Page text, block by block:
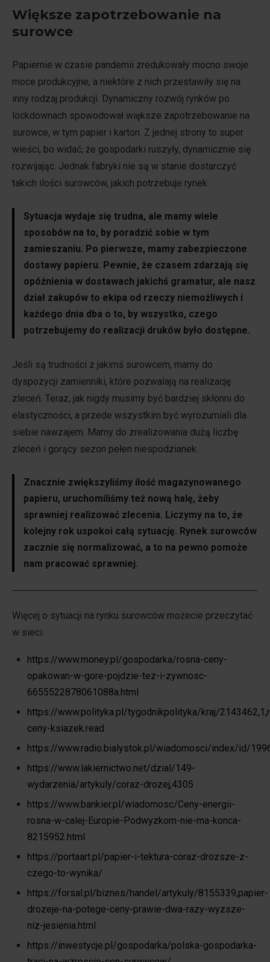
Większe zapotrzebowanie na
surowce
Papiernie w czasie pandemii zredukowały mocno swoje
moce produkcyjne, a niektóre z nich przestawiły się na
inny rodzaj produkcji. Dynamiczny rozwój rynków po
lockdownach spowodował większe zapotrzebowanie na
surowce, w tym papier i karton. Z jednej strony to super
wieści, bo widać, że gospodarki ruszyły, dynamicznie się
rozwijając. Jednak fabryki nie są w stanie dostarczyć
takich ilości surowców, jakich potrzebuje rynek.
Sytuacja wydaje się trudna, ale mamy wiele
sposobów na to, by poradzić sobie w tym
zamieszaniu. Po pierwsze, mamy zabezpieczone
dostawy papieru. Pewnie, że czasem zdarzają się
opóźnienia w dostawach jakichś gramatur, ale nasz
dział zakupów to ekipa od rzeczy niemożliwych i
każdego dnia dba o to, by wszystko, czego
potrzebujemy do realizacji druków było dostępne.
Jeśli są trudności z jakimś surowcem, mamy do
dyspozycji zamienniki, które pozwalają na realizację
zleceń. Teraz, jak nigdy musimy być bardziej skłonni do
elastyczności, a przede wszystkim być wyrozumiali dla
siebie nawzajem. Mamy do zrealizowania dużą liczbę
zleceń i gorący sezon pełen niespodzianek.
Znacznie zwiększyliśmy ilość magazynowanego
papieru, uruchomiliśmy też nową halę, żeby
sprawniej realizować zlecenia. Liczymy na to, że
kolejny rok uspokoi całą sytuację. Rynek surowców
zacznie się normalizować, a to na pewno pomoże
nam pracować sprawniej.
Więcej o sytuacji na rynku surowców możecie przeczytać
w sieci.
https://www.money.pl/gospodarka/rosna-ceny-
opakowan-w-gore-pojdzie-tez-i-zywnosc-
6655522878061088a.html
https://www.polityka.pl/tygodnikpolityka/kraj/
ceny-ksiazek.read
https://www.radio.bialystok.pl/wiadomosci/index/id/
https://www.lakiernictwo.net/dzial/149-
wydarzenia/artykuly/coraz-drozej,4305
https://www.bankier.pl/wiadomosc/Ceny-energii-
rosna-w-calej-Europie-Podwyzkom-nie-ma-konca-
8215952.html
https://portaart.pl/papier-i-tektura-coraz-drozsze-z-
czego-to-wynika/
https://forsal.pl/biznes/handel/artykuly/8155339,papier-
drozeje-na-potege-ceny-prawie-dwa-razy-wyzsze-
niz-jesienia.html
https://inwestycje.pl/gospodarka/polska-gospodarka-